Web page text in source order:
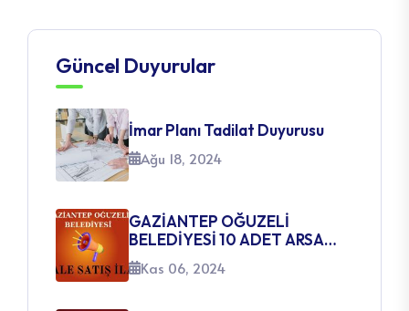
Güncel Duyurular
İmar Planı Tadilat Duyurusu
Ağu 18, 2024
GAZİANTEP OĞUZELİ
BELEDİYESİ 10 ADET ARSA
SATIŞ İHALE İLANI
Kas 06, 2024